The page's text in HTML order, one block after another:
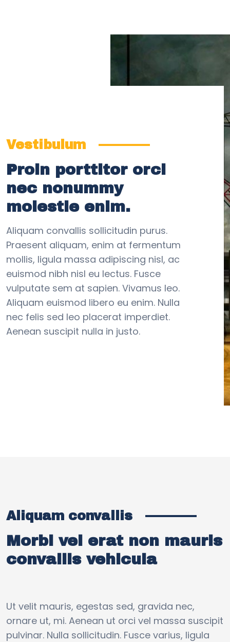
Vestibulum
Proin porttitor orci
nec nonummy
molestie enim.
Aliquam convallis sollicitudin purus.
Praesent aliquam, enim at fermentum
mollis, ligula massa adipiscing nisl, ac
euismod nibh nisl eu lectus. Fusce
vulputate sem at sapien. Vivamus leo.
Aliquam euismod libero eu enim. Nulla
nec felis sed leo placerat imperdiet.
Aenean suscipit nulla in justo.
Aliquam convallis
Morbi vel erat non mauris
convallis vehicula
Ut velit mauris, egestas sed, gravida nec,
ornare ut, mi. Aenean ut orci vel massa suscipit
pulvinar. Nulla sollicitudin. Fusce varius, ligula